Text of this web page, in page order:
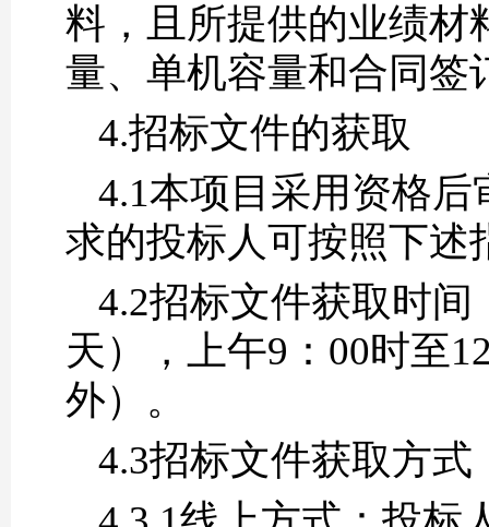
料，且所提供的业绩材
量、单机容量和合同签
4.招标文件的获取
4.1本项目采用资格后
求的投标人可按照下述
4.2招标文件获取时间
天），上午9：00时至
外）。
4.3招标文件获取方式